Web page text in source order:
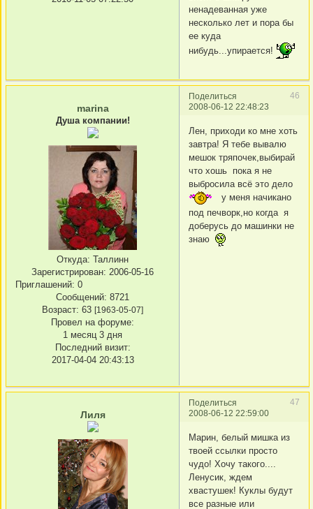
ненадеванная уже
несколько лет и пора бы
ее куда
нибудь...упирается!
Поделиться
46
2008-06-12 22:48:23
marina
Душа компании!
Откуда: Таллинн
Зарегистрирован: 2006-05-16
Приглашений: 0
Сообщений: 8721
Возраст: 63 [1963-05-07]
Провел на форуме:
1 месяц 3 дня
Последний визит:
2017-04-04 20:43:13
Лен, приходи ко мне хоть
завтра! Я тебе вывалю
мешок тряпочек,выбирай
что хошь пока я не
выбросила всё это дело
у меня начикано
под печворк,но когда я
доберусь до машинки не
знаю
Поделиться
47
2008-06-12 22:59:00
Лиля
Марин, белый мишка из
твоей ссылки просто
чудо! Хочу такого....
Ленусик, ждем
хвастушек! Куклы будут
все разные или